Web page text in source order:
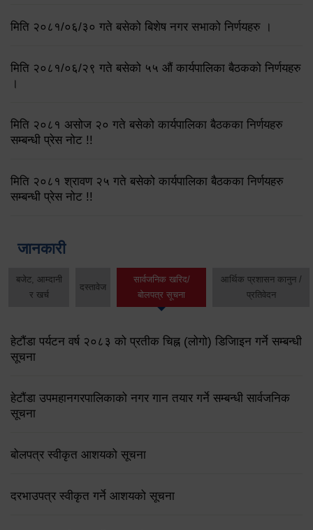
मिति २०८१/०६/३० गते बसेको बिशेष नगर सभाको निर्णयहरु ।
मिति २०८१/०६/२९ गते बसेको ५५ औं कार्यपालिका बैठकको निर्णयहरु
।
मिति २०८१ असोज २० गते बसेको कार्यपालिका बैठकका निर्णयहरु
सम्बन्धी प्रेस नोट !!
मिति २०८१ श्रावण २५ गते बसेको कार्यपालिका बैठकका निर्णयहरु
सम्बन्धी प्रेस नोट !!
जानकारी
बजेट, आम्दानी
र खर्च
दस्तावेज
सार्वजनिक खरिद/
बोलपत्र सूचना
आर्थिक प्रशासन कानुन /
प्रतिवेदन
हेटौंडा पर्यटन वर्ष २०८३ को प्रतीक चिह्न (लोगो) डिजिाइन गर्ने सम्बन्धी
सूचना
हेटौंडा उपमहानगरपालिकाको नगर गान तयार गर्ने सम्बन्धी सार्वजनिक
सूचना
बोलपत्र स्वीकृत आशयको सूचना
दरभाउपत्र स्वीकृत गर्ने आशयको सूचना